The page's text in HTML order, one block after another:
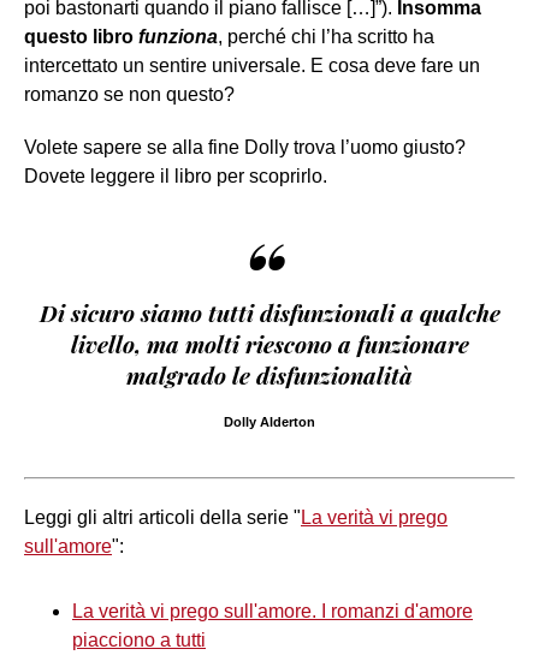
poi bastonarti quando il piano fallisce […]”). Insomma
questo libro funziona, perché chi l’ha scritto ha
intercettato un sentire universale. E cosa deve fare un
romanzo se non questo?
Volete sapere se alla fine Dolly trova l’uomo giusto?
Dovete leggere il libro per scoprirlo.
“
Di sicuro siamo tutti disfunzionali a qualche
livello, ma molti riescono a funzionare
malgrado le disfunzionalità
Dolly Alderton
Leggi gli altri articoli della serie " La verità vi prego
sull'amore":
La verità vi prego sull'amore. I romanzi d'amore
piacciono a tutti